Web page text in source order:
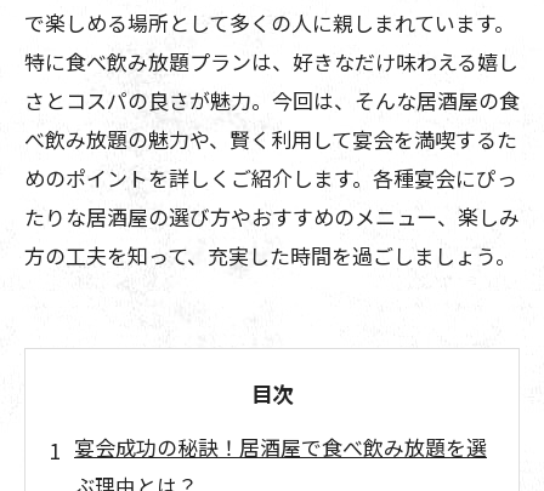
で楽しめる場所として多くの人に親しまれています。
特に食べ飲み放題プランは、好きなだけ味わえる嬉し
さとコスパの良さが魅力。今回は、そんな居酒屋の食
べ飲み放題の魅力や、賢く利用して宴会を満喫するた
めのポイントを詳しくご紹介します。各種宴会にぴっ
たりな居酒屋の選び方やおすすめのメニュー、楽しみ
方の工夫を知って、充実した時間を過ごしましょう。
目次
宴会成功の秘訣！居酒屋で食べ飲み放題を選